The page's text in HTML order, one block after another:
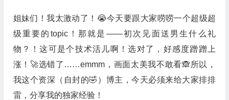
姐妹们！我太激动了！😭今天要跟大家唠唠一个超级超
级重要的topic！那就是——初次见面送男生什么礼
物？！这可是个技术活儿啊！选对了，好感度蹭蹭上
涨！🚀选错了……emmm，画面太美我不敢看🙈所以，
我这个资深（自封的🤣）博主，今天必须来给大家排排
雷，分享我的独家经验！